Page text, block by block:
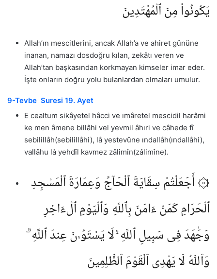
يَكُونُوا۟ مِنَ ٱلْمُهْتَدِينَ
Allah’ın mescitlerini, ancak Allah’a ve ahiret gününe
inanan, namazı dosdoğru kılan, zekâtı veren ve
Allah’tan başkasından korkmayan kimseler imar eder.
İşte onların doğru yolu bulanlardan olmaları umulur.
9-Tevbe Suresi 19. Ayet
E cealtum sikâyetel hâcci ve ımâretel mescidil harâmi
ke men âmene billâhi vel yevmil âhıri ve câhede fî
sebilillâh(sebilillâhi), lâ yestevûne ındallâh(ındallâhi),
vallâhu lâ yehdîl kavmez zâlimîn(zâlimîne).
۞ أَجَعَلْتُمْ سِقَايَةَ ٱلْحَآجِّ وَعِمَارَةَ ٱلْمَسْجِدِ
ٱلْحَرَامِ كَمَنْ ءَامَنَ بِٱللَّهِ وَٱلْيَوْمِ ٱلْءَاخِرِ
وَجَٰهَدَ فِى سَبِيلِ ٱللَّهِ ۚ لَا يَسْتَوُۥنَ عِندَ ٱللَّهِ ۗ
وَٱللَّهُ لَا يَهْدِى ٱلْقَوْمَ ٱلظَّٰلِمِينَ